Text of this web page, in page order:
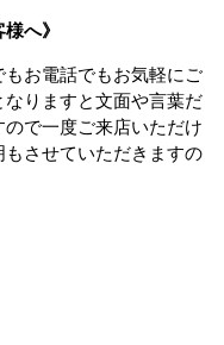
へ》
お電話でもお気軽にご
りますと文面や言葉だ
で一度ご来店いただけ
させていただきますの